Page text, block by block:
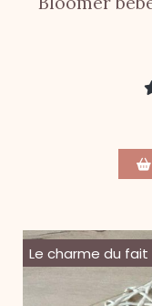
Le charme du